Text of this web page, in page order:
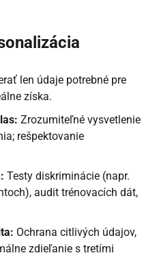
len údaje potrebné pre
získa.
Zrozumiteľné vysvetlenie
rešpektovanie
Testy diskriminácie (napr.
audit trénovacích dát,
Ochrana citlivých údajov,
zdieľanie s tretími